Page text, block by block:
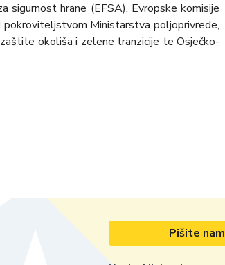
sigurnost hrane (EFSA), Evropske komisije
pokroviteljstvom Ministarstva poljoprivrede,
okoliša i zelene tranzicije te Osječko-
Pišite nam